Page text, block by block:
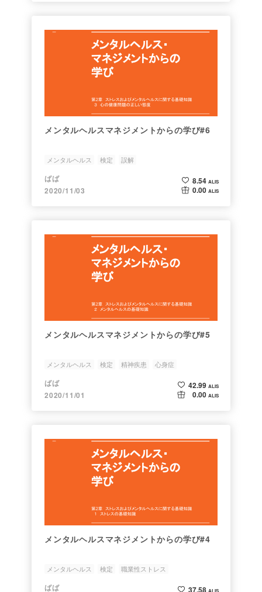
メンタルヘルスマネジメントからの学び#6
メンタルヘルス 検定
誤解
機会への障害を排除する条件を作り出す
ばば
2020/11/03
8.54 ALIS
0.00 ALIS
メンタルヘルスマネジメントからの学び#5
メンタルヘルス 検定 精神疾患
心身症
メンタルヘルス不調
ばば
2020/11/01
42.99 ALIS
0.00 ALIS
メンタルヘルスマネジメントからの学び#4
メンタルヘルス 検定
職業性ストレス
ストレスのメカニズム
ばば 37.58 ALIS